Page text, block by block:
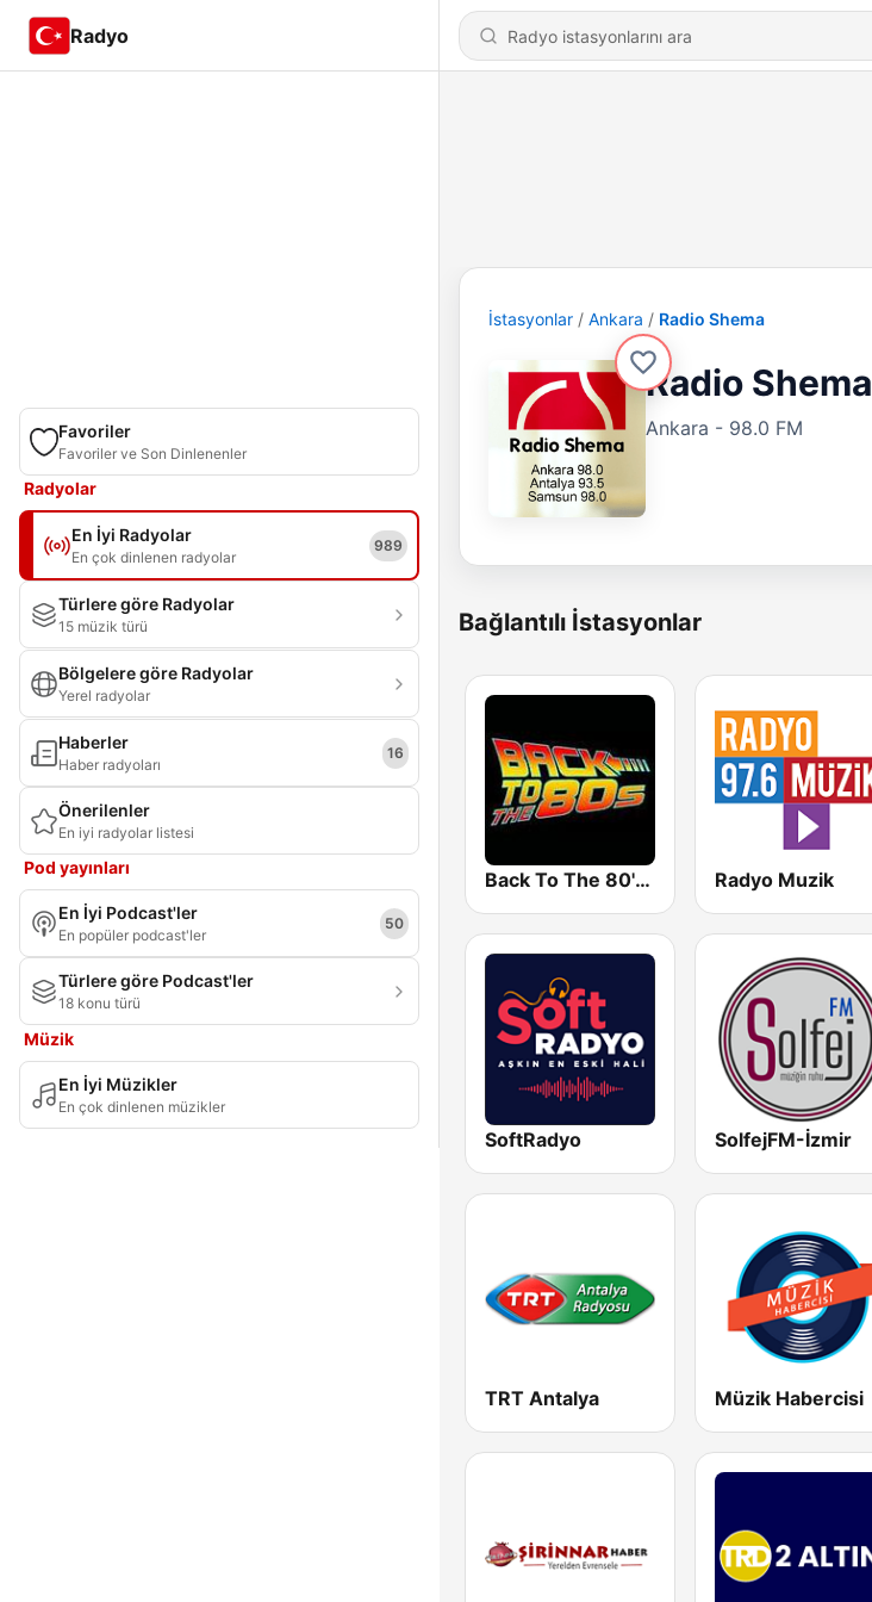
Radyo
Favoriler
Favoriler ve Son Dinlenenler
Radyolar
En İyi Radyolar
En çok dinlenen radyolar
989
Türlere göre Radyolar
15 müzik türü
Bölgelere göre Radyolar
Yerel radyolar
Haberler
Haber radyoları
16
Önerilenler
En iyi radyolar listesi
Pod yayınları
En İyi Podcast'ler
En popüler podcast'ler
50
Türlere göre Podcast'ler
18 konu türü
Müzik
En İyi Müzikler
En çok dinlenen müzikler
İstasyonlar Ankara Radio Shema
Radio Shema
Ankara - 98.0 FM
Bağlantılı İstasyonlar
Back To The 80's Radio Radyo Muzik
SoftRadyo SolfejFM-İzmir
TRT Antalya Müzik Habercisi